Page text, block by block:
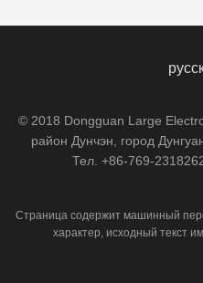
© 2018 Dongguan Large
район Дунчэн, город
Тел. +86-769-
Страница содержит машинный
характер, исходный текст